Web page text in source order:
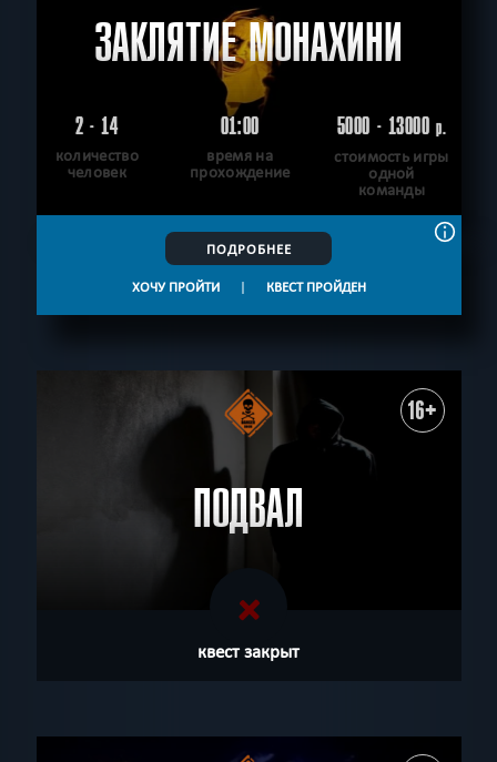
ЗАКЛЯТИЕ МОНАХИНИ
2 - 14
количество
человек
01:00
время на
прохождение
5000 - 13000р.
стоимость игры
одной
команды
ПОДРОБНЕЕ
ХОЧУ ПРОЙТИ | КВЕСТ ПРОЙДЕН
16+
ПОДВАЛ
квест закрыт